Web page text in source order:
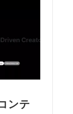
ンテ